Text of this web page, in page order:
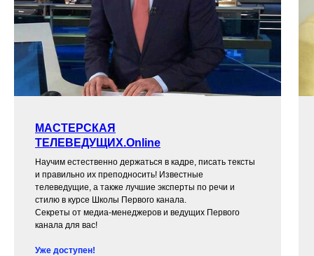
МАСТЕРСКАЯ
ТЕЛЕВЕДУЩИХ.Online
Научим естественно держаться в кадре, писать тексты
и правильно их преподносить! Известные
телеведущие, а также лучшие эксперты по речи и
стилю в курсе Школы Первого канала.
Секреты от медиа-менеджеров и ведущих Первого
канала для вас!
Уже доступен!